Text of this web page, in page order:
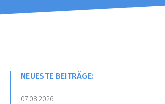
NEUESTE BEITRÄGE:
07.08.2026